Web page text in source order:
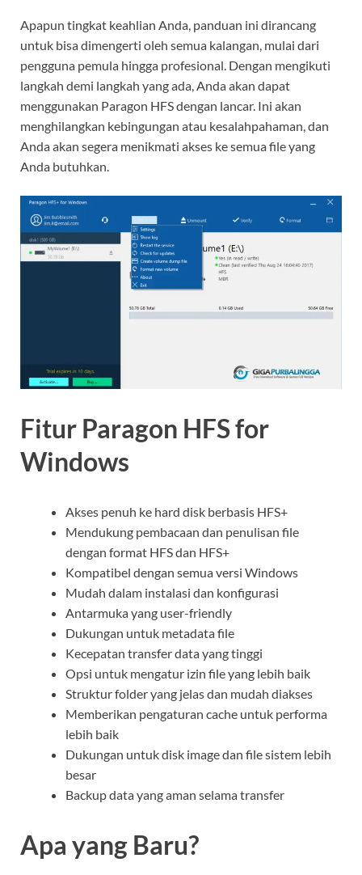
Apapun tingkat keahlian Anda, panduan ini dirancang
untuk bisa dimengerti oleh semua kalangan, mulai dari
pengguna pemula hingga profesional. Dengan mengikuti
langkah demi langkah yang ada, Anda akan dapat
menggunakan Paragon HFS dengan lancar. Ini akan
menghilangkan kebingungan atau kesalahpahaman, dan
Anda akan segera menikmati akses ke semua file yang
Anda butuhkan.
Fitur Paragon HFS for
Windows
Akses penuh ke hard disk berbasis HFS+
Mendukung pembacaan dan penulisan file
dengan format HFS dan HFS+
Kompatibel dengan semua versi Windows
Mudah dalam instalasi dan konfigurasi
Antarmuka yang user-friendly
Dukungan untuk metadata file
Kecepatan transfer data yang tinggi
Opsi untuk mengatur izin file yang lebih baik
Struktur folder yang jelas dan mudah diakses
Memberikan pengaturan cache untuk performa
lebih baik
Dukungan untuk disk image dan file sistem lebih
besar
Backup data yang aman selama transfer
Apa yang Baru?